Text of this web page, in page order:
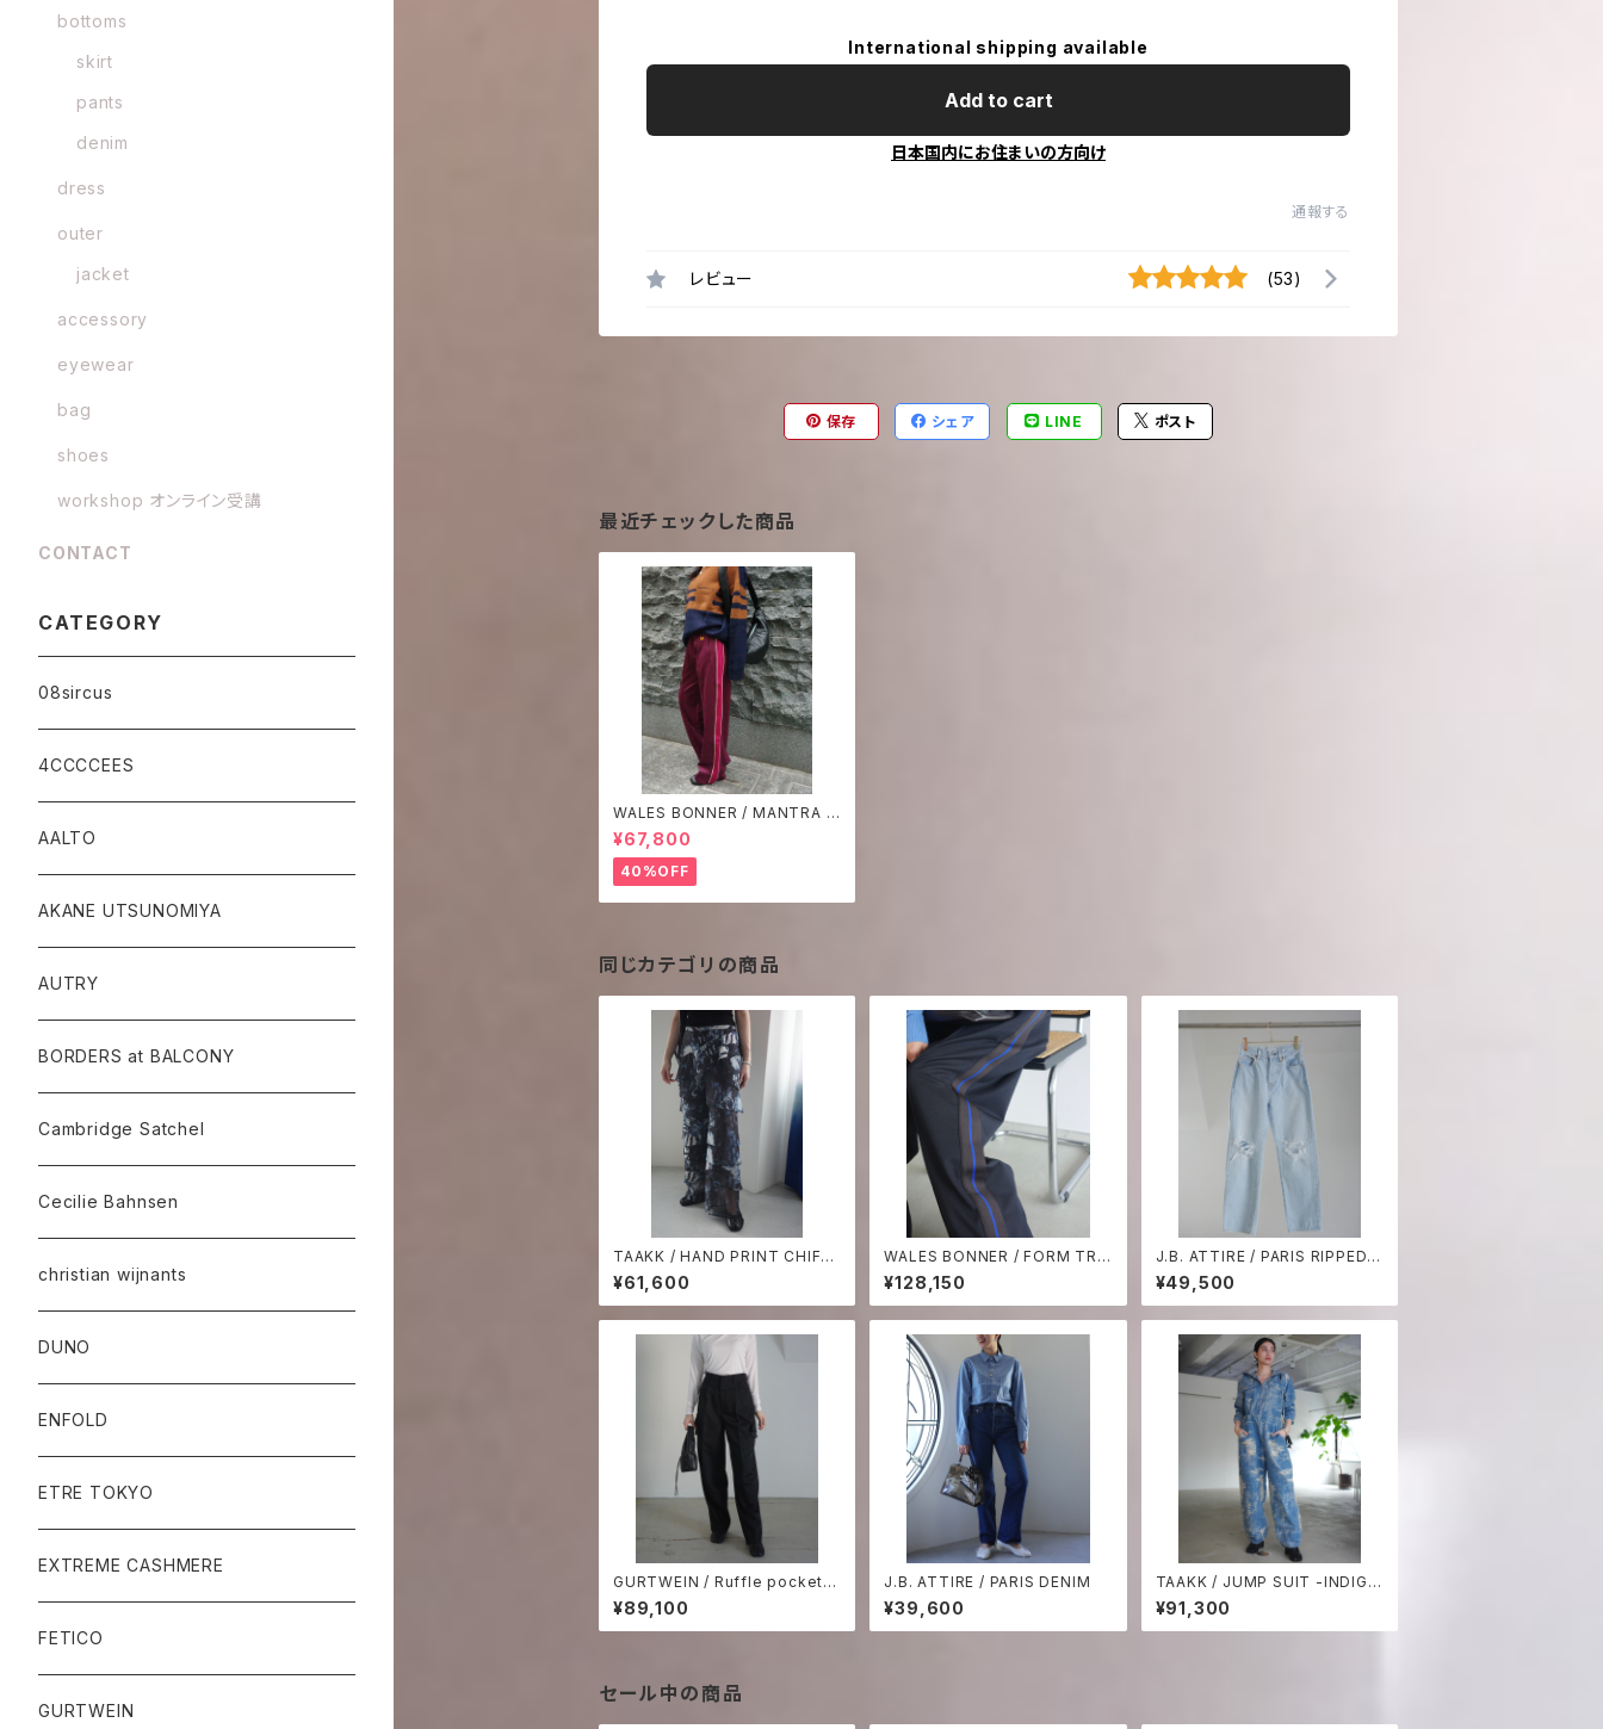
International shipping available
Add to cart
日本国内にお住まいの方向け
通報する
レビュー (53)
保存 シェア LINE ポスト
最近チェックした商品
WALES BONNER / MANTRA T
RACK PANTS
¥67,800
40%OFF
同じカテゴリの商品
TAAKK / HAND PRINT CHIFF
ON TIERED PANTS
¥61,600
WALES BONNER / FORM TRA
CK PANTS
¥128,150
J.B. ATTIRE / PARIS RIPPED
DENIM
¥49,500
GURTWEIN / Ruffle pocket t
ailored pants
¥89,100
J.B. ATTIRE / PARIS DENIM
¥39,600
TAAKK / JUMP SUIT -INDIGO
BLEACH-
¥91,300
セール中の商品
bottoms
skirt
pants
denim
dress
outer
jacket
accessory
eyewear
bag
shoes
workshop オンライン受講
CONTACT
CATEGORY
08sircus
4CCCCEES
AALTO
AKANE UTSUNOMIYA
AUTRY
BORDERS at BALCONY
Cambridge Satchel
Cecilie Bahnsen
christian wijnants
DUNO
ENFOLD
ETRE TOKYO
EXTREME CASHMERE
FETICO
GURTWEIN